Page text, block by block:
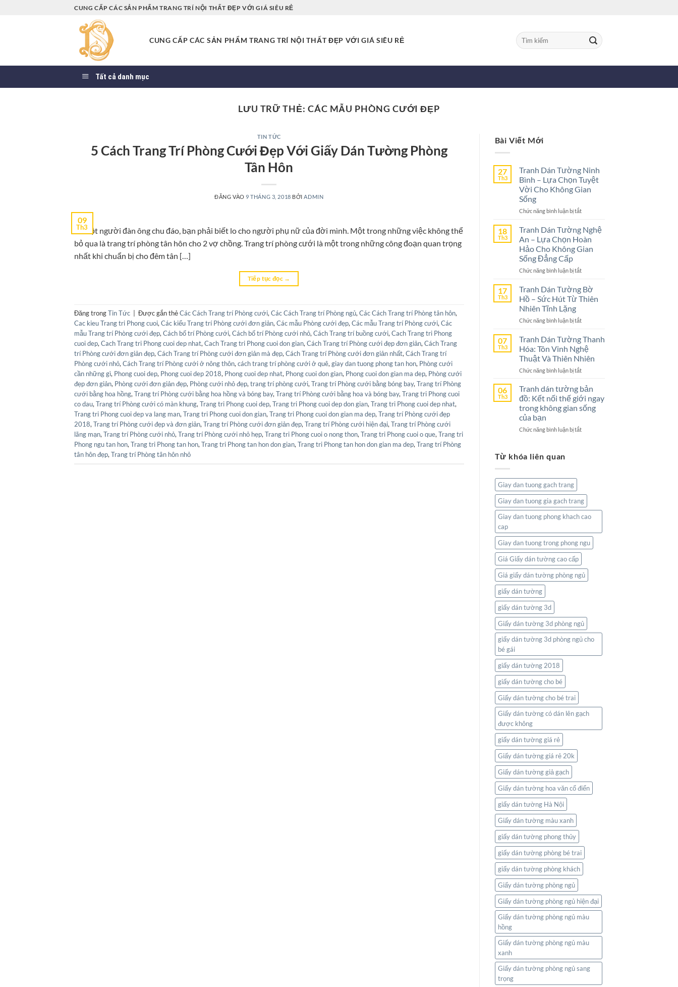
CUNG CẤP CÁC SẢN PHẨM TRANG TRÍ NỘI THẤT ĐẸP VỚI GIÁ SIÊU RẺ
CUNG CẤP CÁC SẢN PHẨM TRANG TRÍ NỘI THẤT ĐẸP VỚI GIÁ SIÊU RẺ
Tìm
kiếm:
Tất cả danh mục
LƯU TRỮ THẺ: CÁC MẪU PHÒNG CƯỚI ĐẸP
TIN TỨC
5 Cách Trang Trí Phòng Cưới Đẹp Với Giấy Dán Tường Phòng
Tân Hôn
ĐĂNG VÀO9 THÁNG 3, 2018 BỞIADMIN
09
Th3
Là một người đàn ông chu đáo, bạn phải biết lo cho người phụ nữ của đời mình. Một trong những việc không thể
bỏ qua là trang trí phòng tân hôn cho 2 vợ chồng. Trang trí phòng cưới là một trong những công đoạn quan trọng
nhất khi chuẩn bị cho đêm tân […]
Tiếp tục đọc →
Đăng trongTin Tức Được gắn thẻCác Cách Trang trí Phòng cưới, Các Cách Trang trí Phòng ngủ, Các Cách Trang trí Phòng tân hôn,
Cac kieu Trang tri Phong cuoi, Các kiểu Trang trí Phòng cưới đơn giản, Các mẫu Phòng cưới đẹp, Các mẫu Trang trí Phòng cưới, Các
mẫu Trang trí Phòng cưới đẹp, Cách bố trí Phòng cưới, Cách bố trí Phòng cưới nhỏ, Cách Trang trí buồng cưới, Cach Trang tri Phong
cuoi dep, Cach Trang tri Phong cuoi dep nhat, Cach Trang tri Phong cuoi don gian, Cách Trang trí Phòng cưới đẹp đơn giản, Cách Trang
trí Phòng cưới đơn giản đẹp, Cách Trang trí Phòng cưới đơn giản mà đẹp, Cách Trang trí Phòng cưới đơn giản nhất, Cách Trang trí
Phòng cưới nhỏ, Cách Trang trí Phòng cưới ở nông thôn, cách trang trí phòng cưới ở quê, giay dan tuong phong tan hon, Phòng cưới
cần những gì, Phong cuoi dep, Phong cuoi dep 2018, Phong cuoi dep nhat, Phong cuoi don gian, Phong cuoi don gian ma dep, Phòng cưới
đẹp đơn giản, Phòng cưới đơn giản đẹp, Phòng cưới nhỏ đẹp, trang trí phòng cưới, Trang trí Phòng cưới bằng bóng bay, Trang trí Phòng
cưới bằng hoa hồng, Trang trí Phòng cưới bằng hoa hồng và bóng bay, Trang trí Phòng cưới bằng hoa và bóng bay, Trang tri Phong cuoi
co dau, Trang trí Phòng cưới có màn khung, Trang tri Phong cuoi dep, Trang tri Phong cuoi dep don gian, Trang tri Phong cuoi dep nhat,
Trang tri Phong cuoi dep va lang man, Trang tri Phong cuoi don gian, Trang tri Phong cuoi don gian ma dep, Trang trí Phòng cưới đẹp
2018, Trang trí Phòng cưới đẹp và đơn giản, Trang trí Phòng cưới đơn giản đẹp, Trang trí Phòng cưới hiện đại, Trang trí Phòng cưới
lãng mạn, Trang trí Phòng cưới nhỏ, Trang trí Phòng cưới nhỏ hẹp, Trang tri Phong cuoi o nong thon, Trang tri Phong cuoi o que, Trang tri
Phong ngu tan hon, Trang tri Phong tan hon, Trang tri Phong tan hon don gian, Trang tri Phong tan hon don gian ma dep, Trang trí Phòng
tân hôn đẹp, Trang trí Phòng tân hôn nhỏ
Bài Viết Mới
27
Th3
Tranh Dán Tường Ninh
Bình – Lựa Chọn Tuyệt
Vời Cho Không Gian
Sống
Chức năng bình luận bị tắtở
Dán
Tường
Bình
Lựa
Tuyệt
Vời
Gian
18
Th3
Tranh Dán Tường Nghệ
An – Lựa Chọn Hoàn
Hảo Cho Không Gian
Sống Đẳng Cấp
Chức năng bình luận bị tắtở
Dán
Tường
–
Chọn
Hoàn
Hảo
Không
Sống
Đẳng
Cấp
17
Th3
Tranh Dán Tường Bờ
Hồ – Sức Hút Từ Thiên
Nhiên Tĩnh Lặng
Chức năng bình luận bị tắtở
Dán
Tường
Bờ
Hồ
–
Hút
Từ
Thiên
Nhiên
Lặng
07
Th3
Tranh Dán Tường Thanh
Hóa: Tôn Vinh Nghệ
Thuật Và Thiên Nhiên
Chức năng bình luận bị tắtở
Dán
Tường
Thanh
Hóa:
Vinh
06
Th3
Tranh dán tường bản
đồ: Kết nối thế giới ngay
trong không gian sống
của bạn
Chức năng bình luận bị tắtở
giới
ngay
không
gian
sống
bạn
Từ khóa liên quan
Giay dan tuong gach trang
Giay dan tuong gia gach trang
Giay dan tuong phong khach cao
cap
Giay dan tuong trong phong ngu
Giá Giấy dán tường cao cấp
Giá giấy dán tường phòng ngủ
giấy dán tường
giấy dán tường 3d
Giấy dán tường 3d phòng ngủ
giấy dán tường 3d phòng ngủ cho
bé gái
giấy dán tường 2018
giấy dán tường cho bé
Giấy dán tường cho bé trai
Giấy dán tường có dán lên gạch
được không
giấy dán tường giá rẻ
Giấy dán tường giá rẻ 20k
Giấy dán tường giả gạch
Giấy dán tường hoa văn cổ điển
giấy dán tường Hà Nội
Giấy dán tường màu xanh
giấy dán tường phong thủy
giấy dán tường phòng bé trai
giấy dán tường phòng khách
Giấy dán tường phòng ngủ
Giấy dán tường phòng ngủ hiện đại
Giấy dán tường phòng ngủ màu
hồng
Giấy dán tường phòng ngủ màu
xanh
Giấy dán tường phòng ngủ sang
trọng